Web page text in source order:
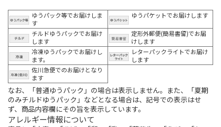
ゆうパック等でお届けしま
す
ゆうパケットでお届けします
チルドゆうパックでお届け
します
定形外郵便(簡易書留)でお届
けします
冷凍ゆうパックでお届けし
ます。
レターパックライトでお届け
します
佐川急便でのお届けとなり
ます
なお、「普通ゆうパック」の場合は表示しません。また、「夏期
のみチルドゆうパック」などとなる場合は、記号での表示はせ
ず、商品内容欄にその旨を表示しています。
アレルギー情報について